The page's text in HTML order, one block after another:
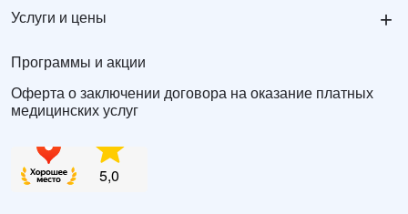
Услуги и цены +
Программы и акции
Оферта о заключении договора на оказание платных
медицинских услуг